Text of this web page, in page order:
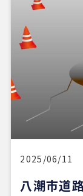
2025/06/11
八潮市道